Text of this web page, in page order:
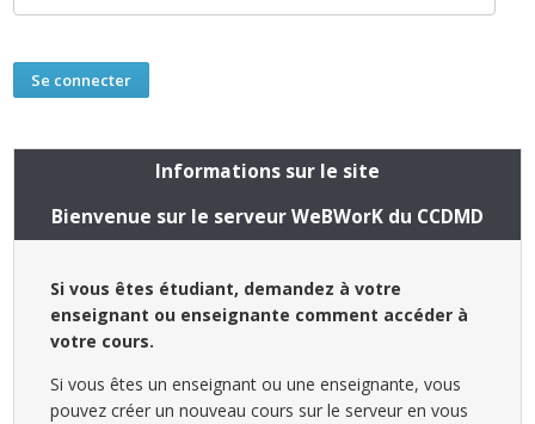
Informations sur le site
Bienvenue sur le serveur WeBWorK du CCDMD
Si vous êtes étudiant, demandez à votre
enseignant ou enseignante comment accéder à
votre cours.
Si vous êtes un enseignant ou une enseignante, vous
pouvez créer un nouveau cours sur le serveur en vous